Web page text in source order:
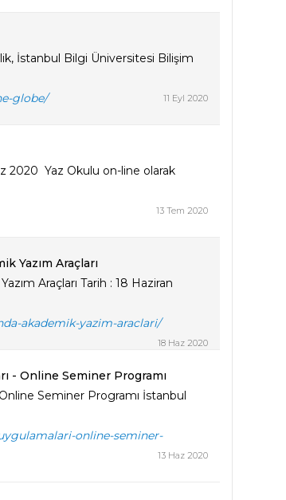
İstanbul Bilgi Üniversitesi Bilişim
globe/
11 Eyl 2020
2020 Yaz Okulu on-line olarak
13 Tem 2020
Yazım Araçları
Araçları Tarih : 18 Haziran
akademik-yazim-araclari/
18 Haz 2020
- Online Seminer Programı
Seminer Programı İstanbul
online-seminer-
13 Haz 2020